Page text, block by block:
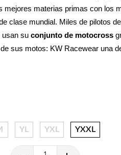
mejores materias primas con los
clase mundial. Miles de pilotos
usan su conjunto de motocross
sus motos: KW Racewear una
YL YXL YXXL